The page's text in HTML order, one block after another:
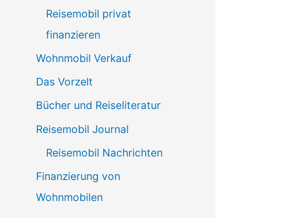
Reisemobil privat
finanzieren
Wohnmobil Verkauf
Das Vorzelt
Bücher und Reiseliteratur
Reisemobil Journal
Reisemobil Nachrichten
Finanzierung von
Wohnmobilen